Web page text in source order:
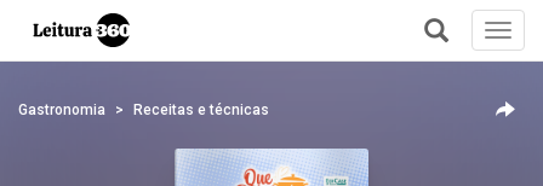
+
Gastronomia Receitas e técnicas